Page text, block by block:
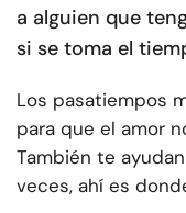
a alguien que
si se toma el
Los pasatiempos
para que el amor
También te
veces, ahí es